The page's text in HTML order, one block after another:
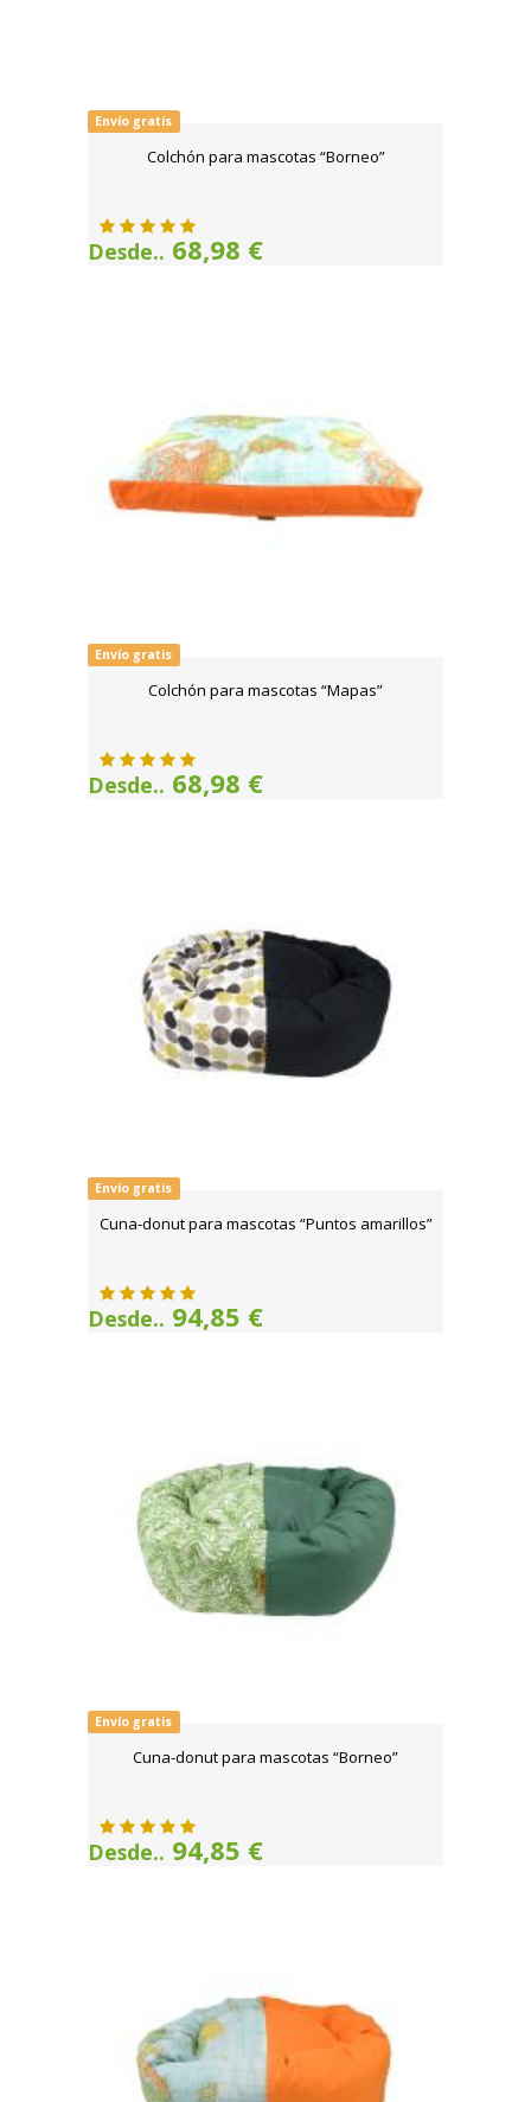
Envío gratis
Colchón para mascotas “Borneo”
Desde.. 68,98 €
Envío gratis
Colchón para mascotas “Mapas”
Desde.. 68,98 €
Envío gratis
Cuna-donut para mascotas “Puntos amarillos”
Desde.. 94,85 €
Envío gratis
Cuna-donut para mascotas “Borneo”
Desde.. 94,85 €